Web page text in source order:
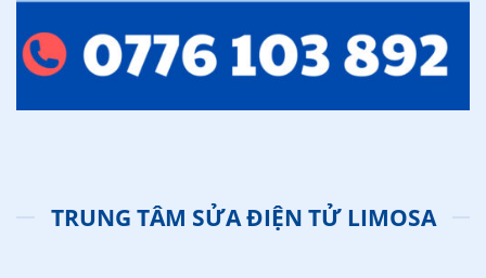
TRUNG TÂM SỬA ĐIỆN TỬ LIMOSA